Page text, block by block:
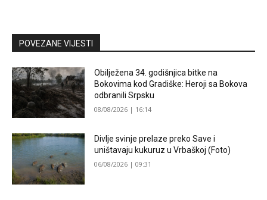
POVEZANE VIJESTI
Obilježena 34. godišnjica bitke na
Bokovima kod Gradiške: Heroji sa Bokova
odbranili Srpsku
08/08/2026 | 16:14
Divlje svinje prelaze preko Save i
uništavaju kukuruz u Vrbaškoj (Foto)
06/08/2026 | 09:31